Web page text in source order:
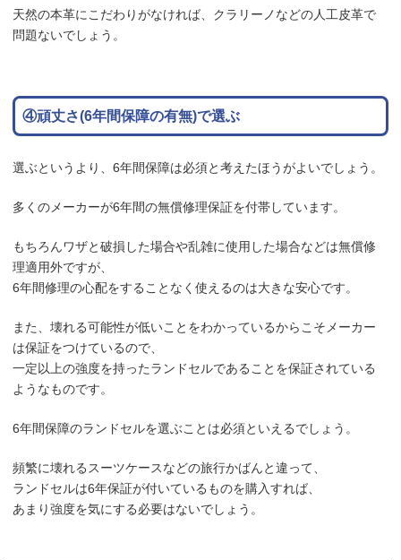
天然の本革にこだわりがなければ、クラリーノなどの人工皮革で
問題ないでしょう。
④頑丈さ(6年間保障の有無)で選ぶ
選ぶというより、6年間保障は必須と考えたほうがよいでしょう。
多くのメーカーが6年間の無償修理保証を付帯しています。
もちろんワザと破損した場合や乱雑に使用した場合などは無償修
理適用外ですが、
6年間修理の心配をすることなく使えるのは大きな安心です。
また、壊れる可能性が低いことをわかっているからこそメーカー
は保証をつけているので、
一定以上の強度を持ったランドセルであることを保証されている
ようなものです。
6年間保障のランドセルを選ぶことは必須といえるでしょう。
頻繁に壊れるスーツケースなどの旅行かばんと違って、
ランドセルは6年保証が付いているものを購入すれば、
あまり強度を気にする必要はないでしょう。